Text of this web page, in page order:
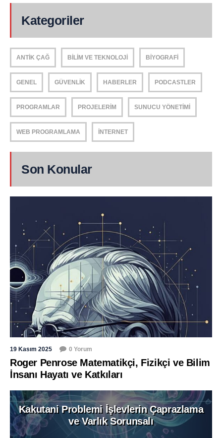
Kategoriler
ANTIK ÇAĞ BILIM VE TEKNOLOJI BIYOGRAFI
GENEL GÜVENLIK HABERLER PODCASTLER
PROGRAMLAR PROJELERIM SUNUCU YÖNETIMI
WEB PROGRAMLAMA İNTERNET
Son Konular
19 Kasım 2025 0 Yorum
Roger Penrose Matematikçi, Fizikçi ve Bilim
İnsanı Hayatı ve Katkıları
Kakutani Problemi İşlevlerin Çaprazlama
ve Varlık Sorunsalı